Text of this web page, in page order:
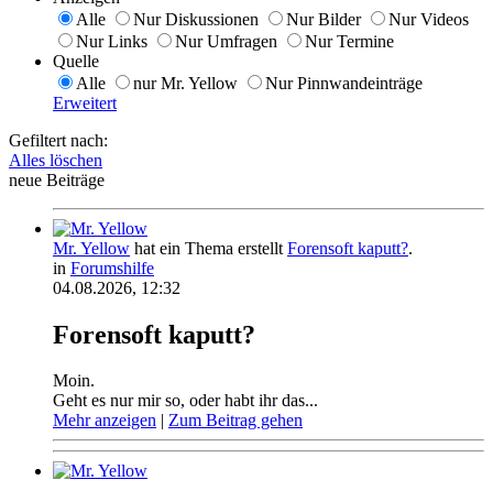
Alle
Nur Diskussionen Nur Bilder
Nur Videos
Nur Links
Nur Umfragen
Nur Termine
Quelle
Alle
nur Mr. Yellow
Nur Pinnwandeinträge
Erweitert
Gefiltert nach:
Alles löschen
neue Beiträge
Mr. Yellow hat ein Thema erstellt Forensoft kaputt?.
in Forumshilfe
04.08.2026, 12:32
Forensoft kaputt?
Moin.
Geht es nur mir so, oder habt ihr das...
Mehr anzeigen | Zum Beitrag gehen